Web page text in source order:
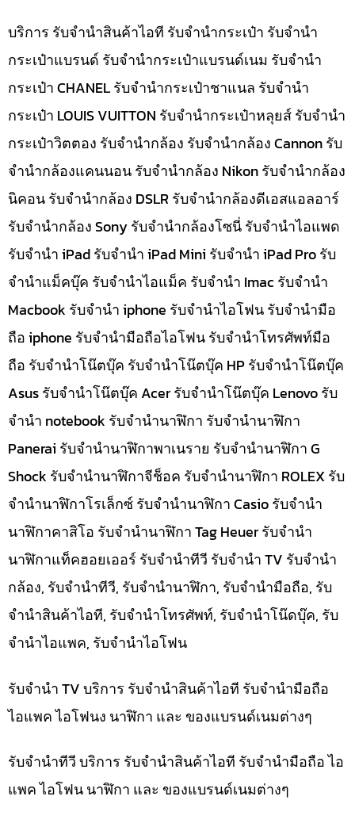
บริการ รับจำนำสินค้าไอที รับจำนำกระเป๋า รับจำนำ
กระเป๋าแบรนด์ รับจำนำกระเป๋าแบรนด์เนม รับจำนำ
กระเป๋า CHANEL รับจำนำกระเป๋าชาแนล รับจำนำ
กระเป๋า LOUIS VUITTON รับจำนำกระเป๋าหลุยส์ รับจำนำ
กระเป๋าวิตตอง รับจำนำกล้อง รับจำนำกล้อง Cannon รับ
จำนำกล้องแคนนอน รับจำนำกล้อง Nikon รับจำนำกล้อง
นิคอน รับจำนำกล้อง DSLR รับจำนำกล้องดีเอสแอลอาร์
รับจำนำกล้อง Sony รับจำนำกล้องโซนี่ รับจำนำไอแพด
รับจำนำ iPad รับจำนำ iPad Mini รับจำนำ iPad Pro รับ
จำนำแม็คบุ๊ค รับจำนำไอแม็ค รับจำนำ Imac รับจำนำ
Macbook รับจำนำ iphone รับจำนำไอโฟน รับจำนำมือ
ถือ iphone รับจำนำมือถือไอโฟน รับจำนำโทรศัพท์มือ
ถือ รับจำนำโน๊ตบุ๊ค รับจำนำโน๊ตบุ๊ค HP รับจำนำโน๊ตบุ๊ค
Asus รับจำนำโน๊ตบุ๊ค Acer รับจำนำโน๊ตบุ๊ค Lenovo รับ
จำนำ notebook รับจำนำนาฬิกา รับจำนำนาฬิกา
Panerai รับจำนำนาฬิกาพาเนราย รับจำนำนาฬิกา G
Shock รับจำนำนาฬิกาจีช็อค รับจำนำนาฬิกา ROLEX รับ
จำนำนาฬิกาโรเล็กซ์ รับจำนำนาฬิกา Casio รับจำนำ
นาฬิกาคาสิโอ รับจำนำนาฬิกา Tag Heuer รับจำนำ
นาฬิกาแท็คฮอยเออร์ รับจำนำทีวี รับจำนำ TV รับจำนำ
กล้อง, รับจำนำทีวี, รับจำนำนาฬิกา, รับจำนำมือถือ, รับ
จำนำสินค้าไอที, รับจำนำโทรศัพท์, รับจำนำโน๊ดบุ๊ค, รับ
จำนำไอแพค, รับจำนำไอโฟน
รับจำนำ TV บริการ รับจำนำสินค้าไอที รับจำนำมือถือ
ไอแพค ไอโฟนง นาฬิกา และ ของแบรนด์เนมต่างๆ
รับจำนำทีวี บริการ รับจำนำสินค้าไอที รับจำนำมือถือ ไอ
แพค ไอโฟน นาฬิกา และ ของแบรนด์เนมต่างๆ